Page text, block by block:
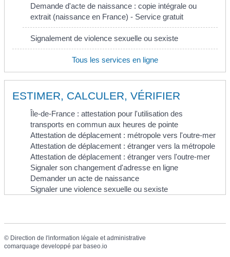
Demande d'acte de naissance : copie intégrale ou
extrait (naissance en France) - Service gratuit
Signalement de violence sexuelle ou sexiste
Tous les services en ligne
ESTIMER, CALCULER, VÉRIFIER
Île-de-France : attestation pour l'utilisation des
transports en commun aux heures de pointe
Attestation de déplacement : métropole vers l'outre-mer
Attestation de déplacement : étranger vers la métropole
Attestation de déplacement : étranger vers l'outre-mer
Signaler son changement d'adresse en ligne
Demander un acte de naissance
Signaler une violence sexuelle ou sexiste
© Direction de l'information légale et administrative
comarquage developpé par baseo.io